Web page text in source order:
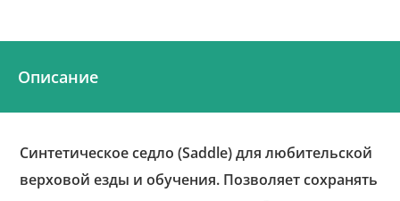
Описание
Синтетическое седло (Saddle) для любительской
верховой езды и обучения. Позволяет сохранять